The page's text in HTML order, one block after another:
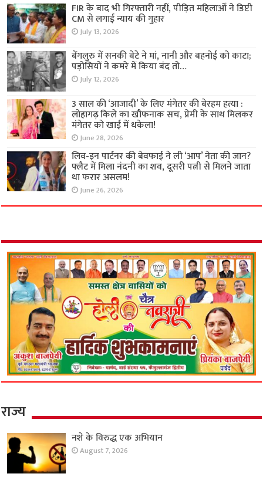
FIR के बाद भी गिरफ्तारी नहीं, पीड़ित महिलाओं ने डिप्टी
CM से लगाई न्याय की गुहार
July 13, 2026
बेंगलुरु में सनकी बेटे ने मां, नानी और बहनोई को काटा;
पड़ोसियों ने कमरे में किया बंद तो…
July 12, 2026
3 साल की ‘आजादी’ के लिए मंगेतर की बेरहम हत्या :
लोहागढ़ किले का खौफनाक सच, प्रेमी के साथ मिलकर
मंगेतर को खाई में धकेला!
June 28, 2026
लिव-इन पार्टनर की बेवफाई ने ली ‘आप’ नेता की जान?
फ्लैट में मिला नंदनी का शव, दूसरी पत्नी से मिलने जाता
था फरार असलम!
June 26, 2026
राज्य
नशे के विरुद्ध एक अभियान
August 7, 2026